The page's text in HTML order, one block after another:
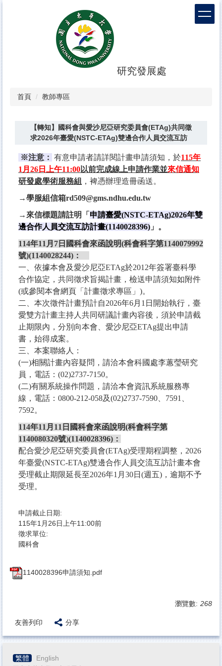
研究發展處
首頁 教師專區
【轉知】國科會與愛沙尼亞研究委員會(ETAg)共同徵
求2026年臺愛(NSTC-ETAg)雙邊合作人員交流互訪
※注意： ​有意申請者請詳閱計畫申請須知，於115年
1月26日
上午11:00以前完成線上申請作業並來信通知
研發處學術服務組 ，裨憑辦理造冊函送。
→學服組信箱rd509@gms.ndhu.edu.tw
→ 來信標題請註明 「 申請臺愛(NSTC-ETAg)2026年雙
邊合作人員交流互訪計畫(1140028396) 」 。
114年11月7日 國科會來函說明(科會科字第1140079992
號)(1140028244) ：​
一、依據本會及愛沙尼亞ETAg於2012年簽署臺科學
合作協定，共同徵求旨揭計畫，檢送申請須知如附件
(或參閱本會網頁「計畫徵求專區」)。
二、本次徵件計畫預計自2026年6月1日開始執行，臺
愛雙方計畫主持人共同研議計畫內容後，須於申請截
止期限內，分別向本會、愛沙尼亞ETAg提出申請
書，始得成案。
三、本案聯絡人：
(一)相關計畫內容疑問，請洽本會科國處李蕙瑩研究
員，電話：(02)2737-7150。
(二)有關系統操作問題，請洽本會資訊系統服務專
線，電話：0800-212-058及(02)2737-7590、7591、
7592。
114年11月11日 國科會來函說明(科會科字第
1140080320號)(1140028396) ：
配合愛沙尼亞研究委員會(ETAg)受理期程調整，2026
年臺愛(NSTC-ETAg)雙邊合作人員交流互訪計畫本會
受理截止期限延長至2026年1月30日(週五)，逾期不予
受理​。
申請截止日期:
115年1月26日上午11:00前
徵求單位:
國科會
1140028396申請須知.pdf
瀏覽數: 268
友善列印 分享
繁體 English